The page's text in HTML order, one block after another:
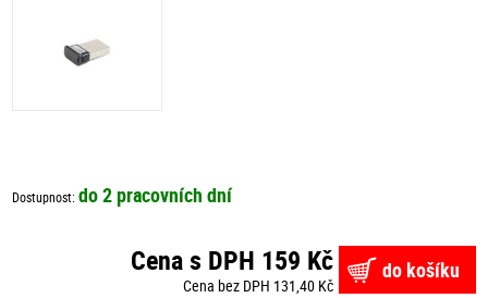
Dostupnost:do 2 pracovních dní
Cena s DPH 159 Kč
Cena bez DPH 131,40 Kč
do košíku